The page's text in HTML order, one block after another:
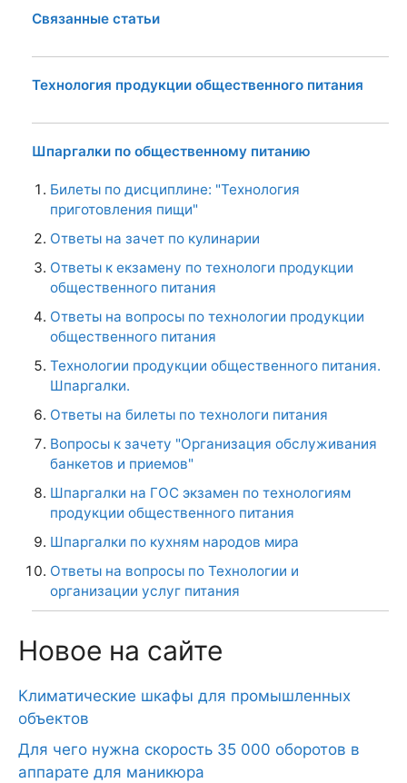
Связанные статьи
Технология продукции общественного питания
Шпаргалки по общественному питанию
Билеты по дисциплине: "Технология
приготовления пищи"
Ответы на зачет по кулинарии
Ответы к екзамену по технологи продукции
общественного питания
Ответы на вопросы по технологии продукции
общественного питания
Технологии продукции общественного питания.
Шпаргалки.
Ответы на билеты по технологи питания
Вопросы к зачету "Организация обслуживания
банкетов и приемов"
Шпаргалки на ГОС экзамен по технологиям
продукции общественного питания
Шпаргалки по кухням народов мира
Ответы на вопросы по Технологии и
организации услуг питания
Новое на сайте
Климатические шкафы для промышленных
объектов
Для чего нужна скорость 35 000 оборотов в
аппарате для маникюра